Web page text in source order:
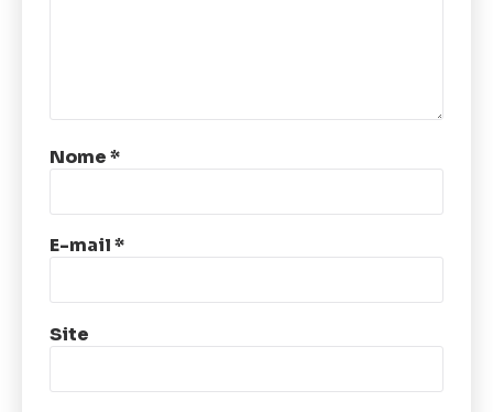
Nome*
E-mail*
Site